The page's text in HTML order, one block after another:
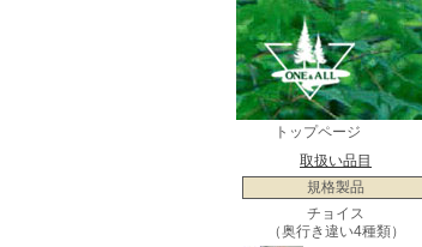
トップページ
取扱い品目
規格製品
チョイス
（奥行き違い4種類）